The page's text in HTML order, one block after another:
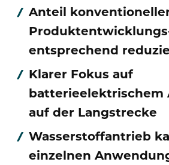
Corporate Governance
Hauptversammlung
Finanztermine & Events
Kontakt & Service
Risikomanagement
Hinweisgebersystem
Arbeiten bei uns
Professionals
Absolventen
Studenten
Datenschutzhinweise
DE EN
Anteil
entsprechend
Klarer Fokus auf
batterieelektrischem
auf der Langstrecke
Wasserstoffantrieb
einzelnen